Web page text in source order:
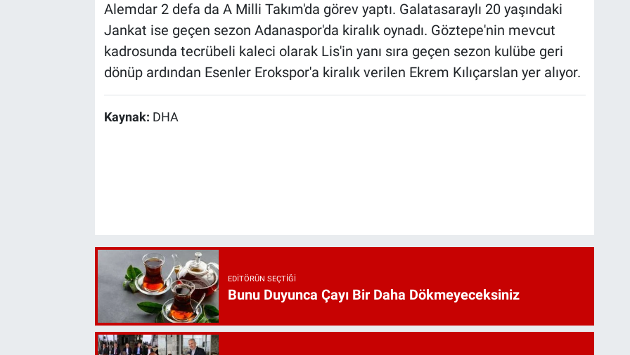
Alemdar 2 defa da A Milli Takım'da görev yaptı. Galatasaraylı 20 yaşındaki
Jankat ise geçen sezon Adanaspor'da kiralık oynadı. Göztepe'nin mevcut
kadrosunda tecrübeli kaleci olarak Lis'in yanı sıra geçen sezon kulübe geri
dönüp ardından Esenler Erokspor'a kiralık verilen Ekrem Kılıçarslan yer alıyor.
Kaynak: DHA
EDITÖRÜN SEÇTIĞI
Bunu Duyunca Çayı Bir Daha Dökmeyeceksiniz